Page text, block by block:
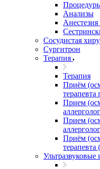
Анализы
Сосудистая
Сургитрон
Терапия
Терапия
Приём
Прием
Прием
Приём
Ультразвуковые